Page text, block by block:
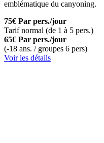
emblématique du canyoning.
75€ Par pers./jour
Tarif normal (de 1 à 5 pers.)
65€ Par pers./jour
(-18 ans. / groupes 6 pers)
Voir les détails